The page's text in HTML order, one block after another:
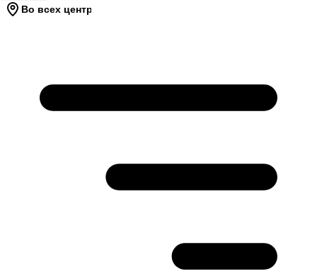
Во всех центрах